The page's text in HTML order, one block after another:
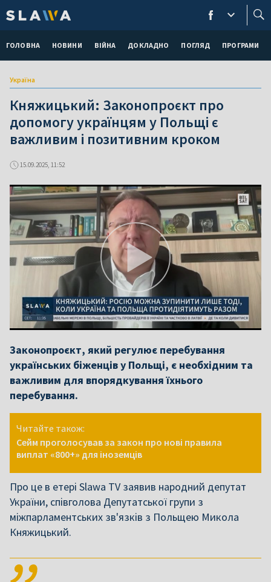
ГОЛОВНА НОВИНИ ВІЙНА ДОКЛАДНО ПОГЛЯД ПРОГРАМИ
Україна
Княжицький: Законопроєкт про
допомогу українцям у Польщі є
важливим і позитивним кроком
15.09.2025, 11:52
Законопроєкт, який регулює перебування
українських біженців у Польщі, є необхідним та
важливим для впорядкування їхнього
перебування.
Читайте також:
Сейм проголосував за закон про нові правила
виплат «800+» для іноземців
Про це в етері Slawa TV заявив народний депутат
України, співголова Депутатської групи з
міжпарламентських зв'язків з Польщею Микола
Княжицький.